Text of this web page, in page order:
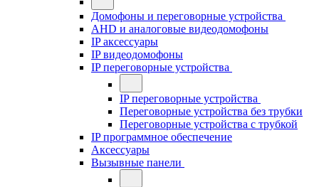
Домофоны и переговорные устройства
AHD и аналоговые видеодомофоны
IP аксессуары
IP видеодомофоны
IP переговорные устройства
IP переговорные устройства
Переговорные устройства без трубки
Переговорные устройства с трубкой
IP программное обеспечение
Аксессуары
Вызывные панели